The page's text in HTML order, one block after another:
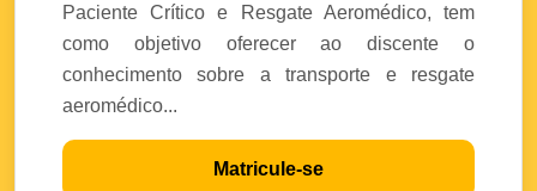
Paciente Crítico e Resgate Aeromédico, tem
como objetivo oferecer ao discente o
conhecimento sobre a transporte e resgate
aeromédico...
Matricule-se